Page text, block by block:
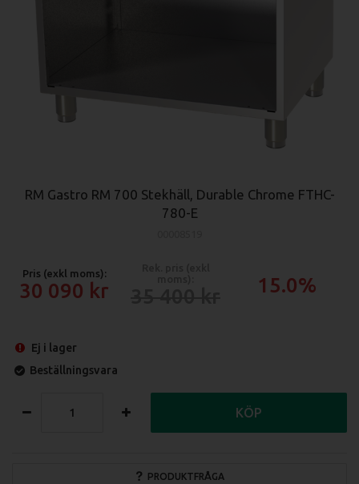
RM Gastro RM 700 Stekhäll, Durable Chrome FTHC-
780-E
Pris (exkl moms):
30 090 15.0%
Ej i lager
Beställningsvara
PRODUKTFRÅGA
KÖP